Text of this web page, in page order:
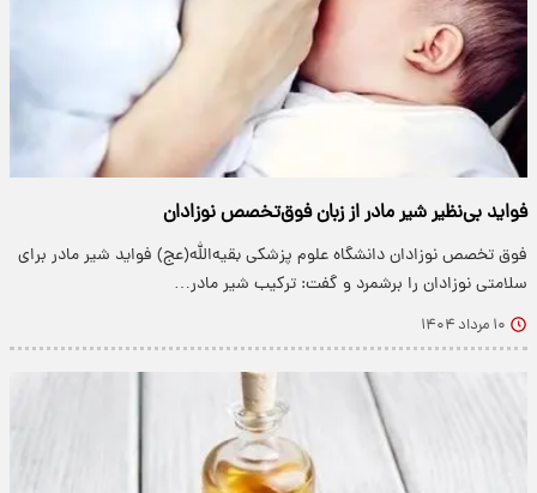
فواید بی‌نظیر شیر مادر از زبان فوق‌تخصص نوزادان
فوق تخصص نوزادان دانشگاه علوم پزشکی بقیه‌الله(عج) فواید شیر مادر برای
سلامتی نوزادان را برشمرد و گفت: ترکیب شیر مادر…
۱۰ مرداد ۱۴۰۴